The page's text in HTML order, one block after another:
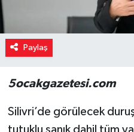
Paylaş
5ocakgazetesi.com
Silivri’de görülecek
tutuklu sanık dahil tüm